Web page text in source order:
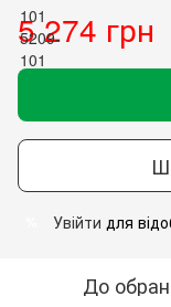
5 274 грн
Увійти для
До